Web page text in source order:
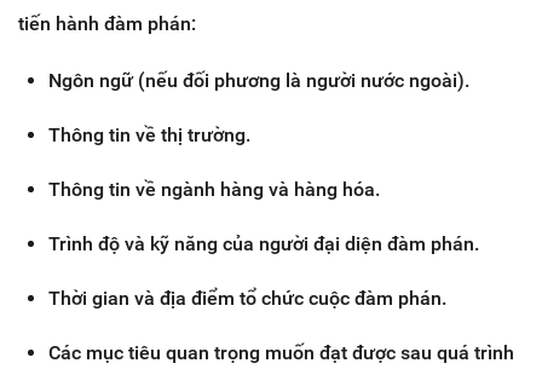
tiến hành đàm phán:
Ngôn ngữ (nếu đối phương là người nước ngoài).
Thông tin về thị trường.
Thông tin về ngành hàng và hàng hóa.
Trình độ và kỹ năng của người đại diện đàm phán.
Thời gian và địa điểm tổ chức cuộc đàm phán.
Các mục tiêu quan trọng muốn đạt được sau quá trình